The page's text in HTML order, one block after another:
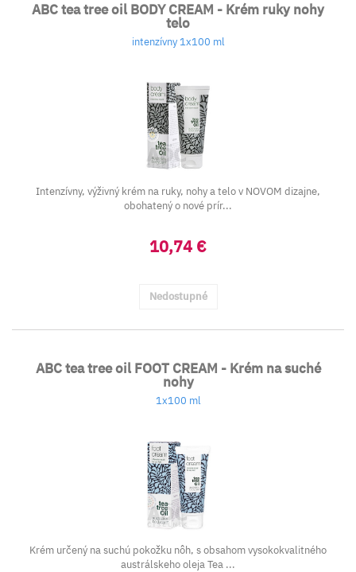
ABC tea tree oil BODY CREAM - Krém ruky nohy
telo
intenzívny 1x100 ml
Intenzívny, výživný krém na ruky, nohy a telo v NOVOM dizajne,
obohatený o nové prír...
10,74 €
Nedostupné
ABC tea tree oil FOOT CREAM - Krém na suché
nohy
1x100 ml
Krém určený na suchú pokožku nôh, s obsahom vysokokvalitného
austrálskeho oleja Tea ...